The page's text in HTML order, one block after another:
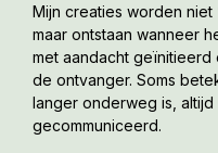
Mijn creaties worden niet
maar ontstaan wanneer
met aandacht
de ontvanger. Soms
langer onderweg is,
gecommuniceerd.